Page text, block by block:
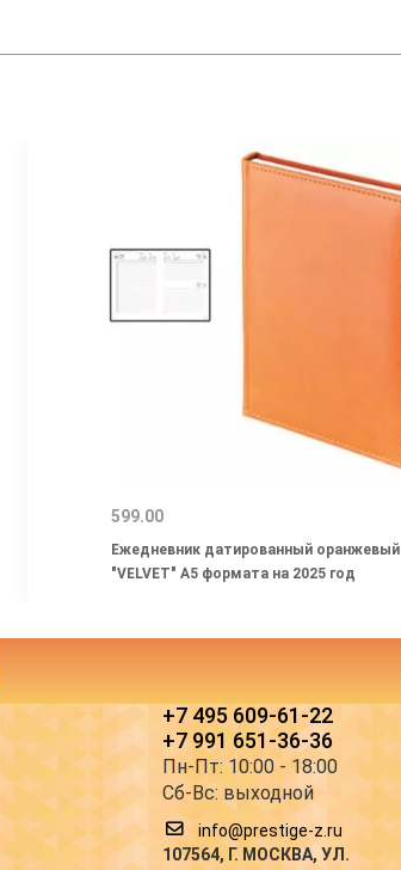
599.00
Ежедневник датированный оранжевый
"VELVET" А5 формата на 2025 год
+7 495 609-61-22
+7 991 651-36-36
Пн-Пт: 10:00 - 18:00
Сб-Вс: выходной
info@prestige-z.ru
107564, Г. МОСКВА, УЛ.